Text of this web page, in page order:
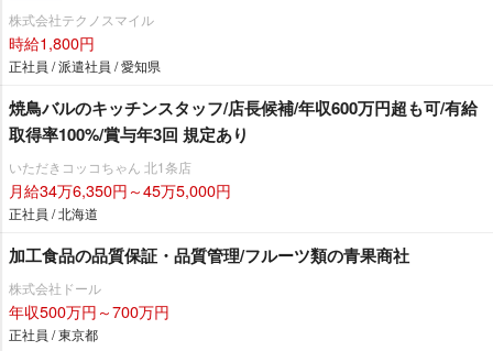
株式会社テクノスマイル
時給1,800円
正社員 / 派遣社員 / 愛知県
焼鳥バルのキッチンスタッフ/店長候補/年収600万円超も可/有給
取得率100%/賞与年3回 規定あり
いただきコッコちゃん 北1条店
月給34万6,350円～45万5,000円
正社員 / 北海道
加工食品の品質保証・品質管理/フルーツ類の青果商社
株式会社ドール
年収500万円～700万円
正社員 / 東京都